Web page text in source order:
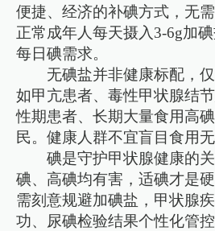
便捷、经济的补碘方式，无
正常成年人每天摄入3-6g加
每日碘需求。
无碘盐并非健康标配，
如甲亢患者、毒性甲状腺结
性期患者、长期大量食用高
民。健康人群不宜盲目食用无
碘是守护甲状腺健康的
碘、高碘均有害，适碘才是
需刻意规避加碘盐，甲状腺
功、尿碘检验结果个性化管